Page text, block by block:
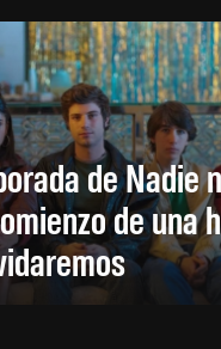
de Nadie
de una